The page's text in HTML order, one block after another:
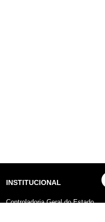
INSTITUCIONAL
Controladoria Geral do Estado